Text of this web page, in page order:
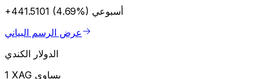
+441.5101 (4.69%) أسبوعي
عرض الرسم البياني
الدولار الكندي
1 XAG يساوي